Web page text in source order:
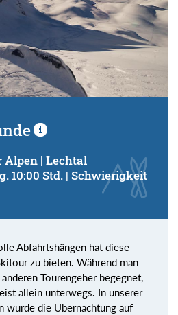
Alpen | Lechtal
10:00 Std. | Schwierigkeit
Abfahrtshängen hat diese
zu bieten. Während man
Tourengeher begegnet,
allein unterwegs. In unserer
wurde die Übernachtung auf